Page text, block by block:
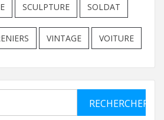
SCULPTURE SOLDAT
VINTAGE VOITURE